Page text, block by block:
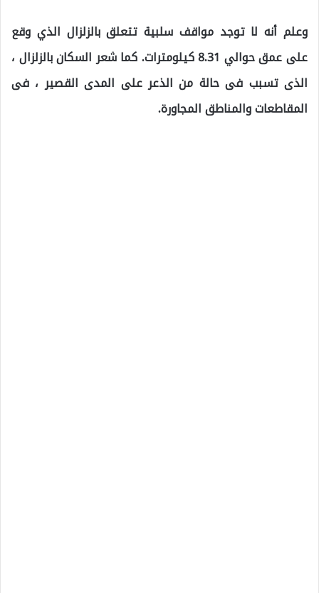
وعلم أنه لا توجد مواقف سلبية تتعلق بالزلزال الذي وقع
على عمق حوالي 8.31 كيلومترات. كما شعر السكان بالزلزال ،
الذى تسبب فى حالة من الذعر على المدى القصير ، فى
المقاطعات والمناطق المجاورة.